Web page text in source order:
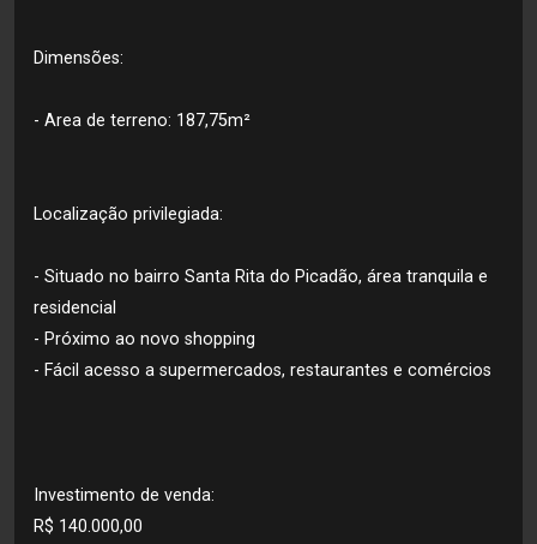
Dimensões:
- Area de terreno: 187,75m²
Localização privilegiada:
- Situado no bairro Santa Rita do Picadão, área tranquila e
residencial
- Próximo ao novo shopping
- Fácil acesso a supermercados, restaurantes e comércios
Investimento de venda:
R$ 140.000,00